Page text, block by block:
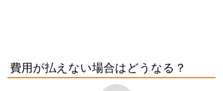
費用が払えない場合はどうなる？